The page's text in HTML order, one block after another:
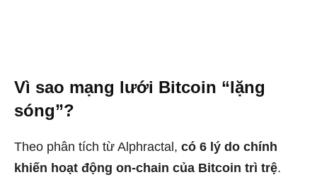
Vì sao mạng lưới Bitcoin “lặng
sóng”?
Theo phân tích từ Alphractal, có 6 lý do chính
khiến hoạt động on-chain của Bitcoin trì trệ.